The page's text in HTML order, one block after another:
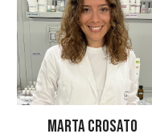
MARTA CROSATO